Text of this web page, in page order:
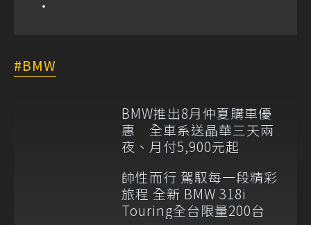
BMW
BMW推出8月仲夏購車優
惠 全車系送晶華三天兩
夜、月付5,900元起
帥性而行 駕馭每一段精彩
旅程 全新 BMW 318i
Touring全台限量200台